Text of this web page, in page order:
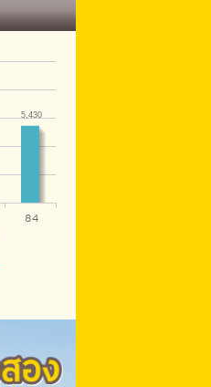
84
5,430